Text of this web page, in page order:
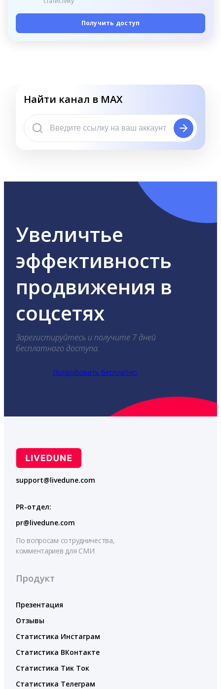
Получить доступ
Найти канал в MAX
Увеличтье
эффективность
продвижения в
соцсетях
Зарегистируйтесь и получите 7 дней
бесплатного доступа.
Попробовать бесплатно
support@livedune.com
PR-отдел:
pr@livedune.com
По вопросам сотрудничества,
комментариев для СМИ
Продукт
Презентация
Отзывы
Статистика Инстаграм
Статистика ВКонтакте
Статистика Тик Ток
Статистика Телеграм